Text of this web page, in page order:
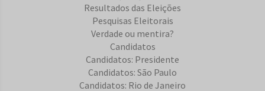
Resultados das Eleições
Pesquisas Eleitorais
Verdade ou mentira?
Candidatos
Candidatos: Presidente
Candidatos: São Paulo
Candidatos: Rio de Janeiro